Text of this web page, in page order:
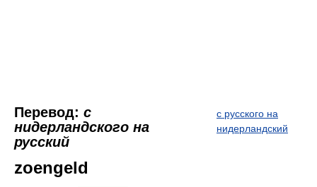
Перевод: с
нидерландского на
русский
с русского на
нидерландский
zoengeld